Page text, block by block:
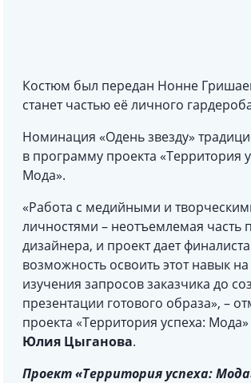
Костюм был передан Нонне
станет частью её личного
Номинация «Одень звезду»
в программу проекта «Территория
Мода».
«Работа с медийными и
личностями – неотъемлемая часть
дизайнера, и проект дает
возможность освоить этот навык на
изучения запросов заказчика до
презентации готового образа», –
проекта «Территория успеха:
Юлия Цыганова.
Проект «Территория успеха: